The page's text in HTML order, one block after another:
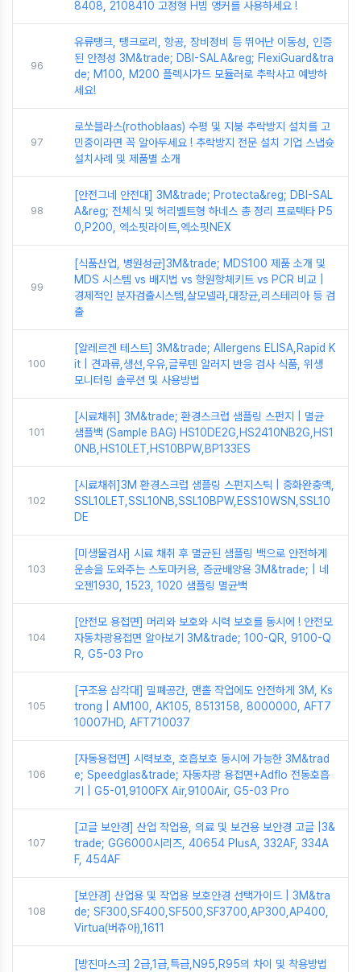
8408, 2108410 고정형 H빔 앵커를 사용하세요 !
96
유류탱크, 탱크로리, 항공, 장비정비 등 뛰어난 이동성, 인증
된 안정성 3M&trade; DBI-SALA&reg; FlexiGuard&tra
de; M100, M200 플렉시가드 모듈러로 추락사고 예방하
세요!
97
로쏘블라스(rothoblaas) 수평 및 지붕 추락방지 설치를 고
민중이라면 꼭 알아두세요 ! 추락방지 전문 설치 기업 스냅슛
설치사례 및 제품별 소개
98
[안전그네 안전대] 3M&trade; Protecta&reg; DBI-SAL
A&reg; 전체식 및 허리벨트형 하네스 총 정리 프로텍타 P5
0,P200, 엑소핏라이트,엑소핏NEX
99
[식품산업, 병원성균]3M&trade; MDS100 제품 소개 및
MDS 시스템 vs 배지법 vs 항원항체키트 vs PCR 비교 |
경제적인 분자검출시스템,살모넬라,대장균,리스테리아 등 검
출
100
[알레르겐 테스트] 3M&trade; Allergens ELISA,Rapid K
it | 견과류,생선,우유,글루텐 알러지 반응 검사 식품, 위생
모니터링 솔루션 및 사용방법
101
[시료채취] 3M&trade; 환경스크럽 샘플링 스펀지 | 멸균
샘플백 (Sample BAG) HS10DE2G,HS2410NB2G,HS1
0NB,HS10LET,HS10BPW,BP133ES
102
[시료채취]3M 환경스크럽 샘플링 스펀지스틱 | 중화완충액,
SSL10LET,SSL10NB,SSL10BPW,ESS10WSN,SSL10
DE
103
[미생물검사] 시료 채취 후 멸균된 샘플링 백으로 안전하게
운송을 도와주는 스토마커용, 증균배양용 3M&trade; | 네
오젠1930, 1523, 1020 샘플링 멸균백
104
[안전모 용접면] 머리와 보호와 시력 보호를 동시에 ! 안전모
자동차광용접면 알아보기 3M&trade; 100-QR, 9100-Q
R, G5-03 Pro
105
[구조용 삼각대] 밀폐공간, 맨홀 작업에도 안전하게 3M, Ks
trong | AM100, AK105, 8513158, 8000000, AFT7
10007HD, AFT710037
106
[자동용접면] 시력보호, 호흡보호 동시에 가능한 3M&trad
e; Speedglas&trade; 자동차광 용접면+Adflo 전동호흡
기 | G5-01,9100FX Air,9100Air, G5-03 Pro
107
[고글 보안경] 산업 작업용, 의료 및 보건용 보안경 고글 |3&
trade; GG6000시리즈, 40654 PlusA, 332AF, 334A
F, 454AF
108
[보안경] 산업용 및 작업용 보호안경 선택가이드 | 3M&tra
de; SF300,SF400,SF500,SF3700,AP300,AP400,
Virtua(버츄아),1611
[방진마스크] 2급,1급,특급,N95,R95의 차이 및 착용방법